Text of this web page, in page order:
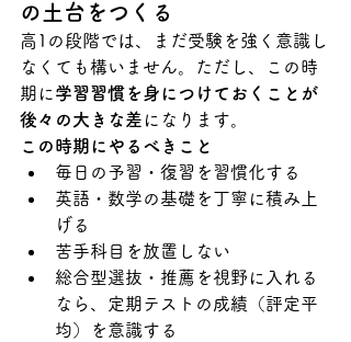
の土台をつくる
高1の段階では、まだ受験を強く意識し
なくても構いません。ただし、この時
期に 学習習慣を身につけておくことが
後々の大きな差 になります。
この時期にやるべきこと
毎日の予習・復習を習慣化する
英語・数学の基礎を丁寧に積み上
げる
苦手科目を放置しない
総合型選抜・推薦を視野に入れる
なら、定期テストの成績（評定平
均）を意識する